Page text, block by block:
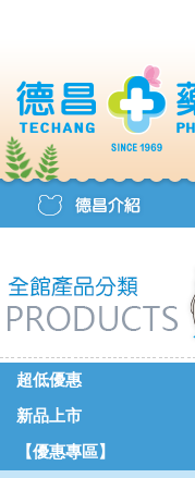
超低優惠
新品上市
【優惠專區】